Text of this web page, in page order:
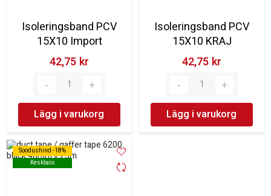
Isoleringsband PCV
15X10 Import
42,75 kr‎
Lägg i varukorg
Isoleringsband PCV
15X10 KRAJ
42,75 kr‎
Lägg i varukorg
Soodushind -18%
Kesklaos
Soodushind -18%
Kesklaos